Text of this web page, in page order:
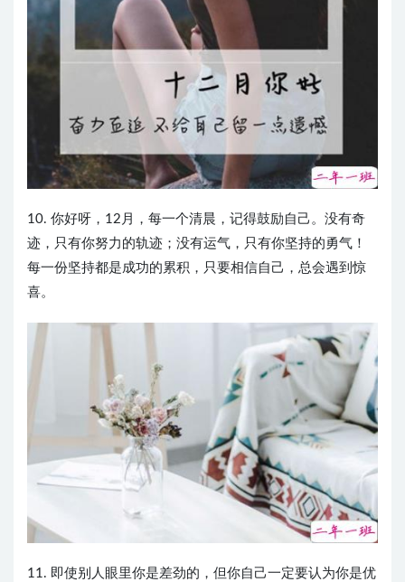
10. 你好呀，12月，每一个清晨，记得鼓励自己。没有奇
迹，只有你努力的轨迹；没有运气，只有你坚持的勇气！
每一份坚持都是成功的累积，只要相信自己，总会遇到惊
喜。
11. 即使别人眼里你是差劲的，但你自己一定要认为你是优